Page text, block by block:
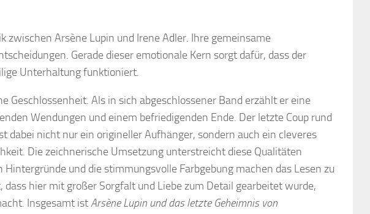
Arsène Lupin und Irene Adler. Ihre gemeinsame
Gerade dieser emotionale Kern sorgt dafür, dass der
Unterhaltung funktioniert.
Geschlossenheit. Als in sich abgeschlossener Band erzählt er eine
Wendungen und einem befriedigenden Ende. Der letzte Coup rund
dabei nicht nur ein origineller Aufhänger, sondern auch ein cleveres
Die zeichnerische Umsetzung unterstreicht diese Qualitäten
und die stimmungsvolle Farbgebung machen das Lesen zu
dass hier mit großer Sorgfalt und Liebe zum Detail gearbeitet wurde,
Insgesamt istArsène Lupin und das letzte Geheimnis von